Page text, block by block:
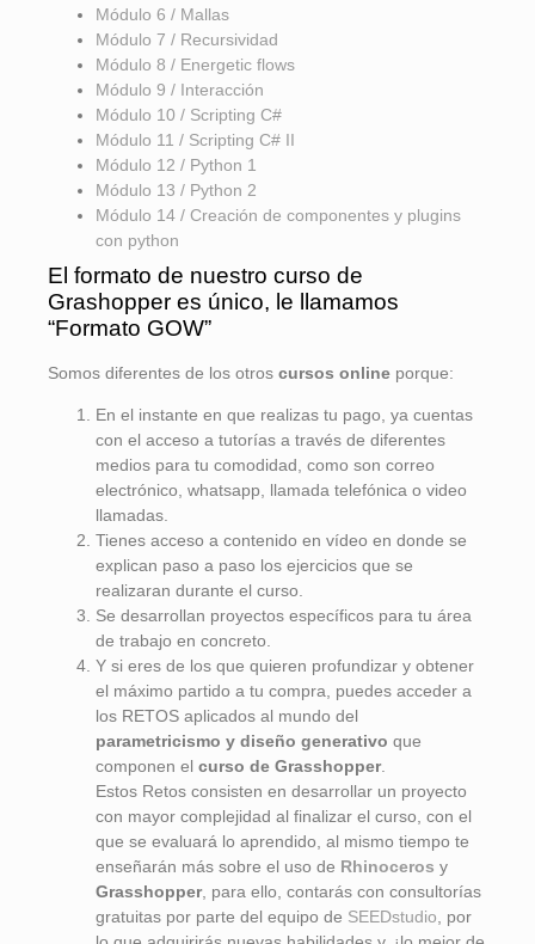
Módulo 6 / Mallas
Módulo 7 / Recursividad
Módulo 8 / Energetic flows
Módulo 9 / Interacción
Módulo 10 / Scripting C#
Módulo 11 / Scripting C# II
Módulo 12 / Python 1
Módulo 13 / Python 2
Módulo 14 / Creación de componentes y plugins
con python
El formato de nuestro curso de
Grashopper es único, le llamamos
“Formato GOW”
Somos diferentes de los otros cursos online porque:
En el instante en que realizas tu pago, ya cuentas
con el acceso a tutorías a través de diferentes
medios para tu comodidad, como son correo
electrónico, whatsapp, llamada telefónica o video
llamadas.
Tienes acceso a contenido en vídeo en donde se
explican paso a paso los ejercicios que se
realizaran durante el curso.
Se desarrollan proyectos específicos para tu área
de trabajo en concreto.
Y si eres de los que quieren profundizar y obtener
el máximo partido a tu compra, puedes acceder a
los RETOS aplicados al mundo del
parametricismo y diseño generativo que
componen el curso de Grasshopper.
Estos Retos consisten en desarrollar un proyecto
con mayor complejidad al finalizar el curso, con el
que se evaluará lo aprendido, al mismo tiempo te
enseñarán más sobre el uso de Rhinoceros y
Grasshopper, para ello, contarás con consultorías
gratuitas por parte del equipo de SEEDstudio, por